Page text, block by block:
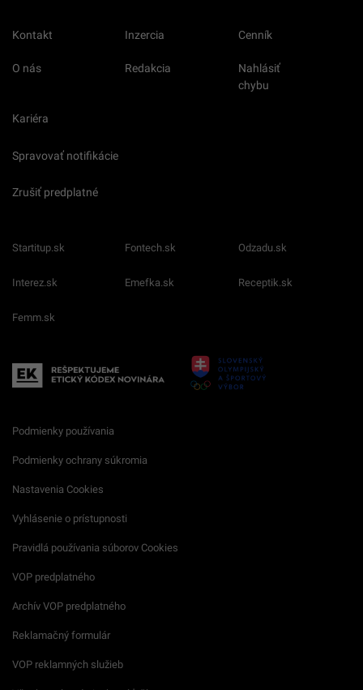
Kontakt Inzercia Cenník
O nás Redakcia
Nahlásiť
chybu
Kariéra
Spravovať notifikácie
Zrušiť predplatné
Startitup.sk Fontech.sk Odzadu.sk
Interez.sk Emefka.sk Receptik.sk
Femm.sk
Podmienky používania
Podmienky ochrany súkromia
Nastavenia Cookies
Vyhlásenie o prístupnosti
Pravidlá používania súborov Cookies
VOP predplatného
Archív VOP predplatného
Reklamačný formulár
VOP reklamných služieb